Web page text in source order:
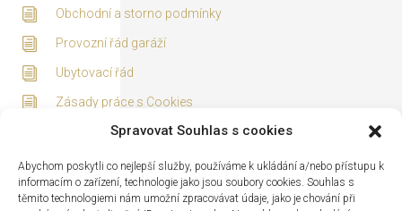
Spravovat Souhlas s cookies
Abychom poskytli co nejlepší služby, používáme k ukládání a/nebo přístupu k
informacím o zařízení, technologie jako jsou soubory cookies. Souhlas s
těmito technologiemi nám umožní zpracovávat údaje, jako je chování při
Obchodní a storno podmínky
Provozní řád garáží
Ubytovací řád
Zásady práce s Cookies